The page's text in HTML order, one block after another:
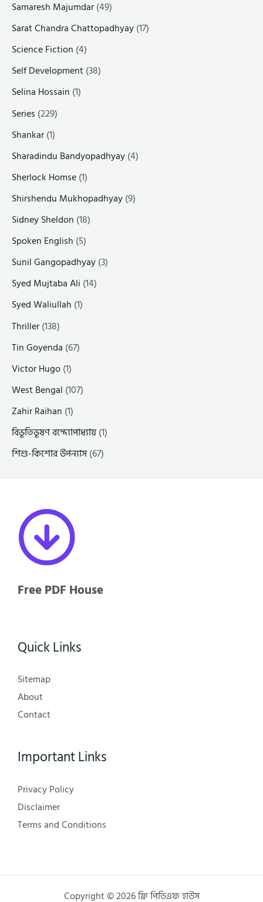
Samaresh Majumdar(49)
Sarat Chandra Chattopadhyay(17)
Science Fiction (4)
Self Development(38)
Selina Hossain (1)
Series (229)
Shankar(1)
Sharadindu Bandyopadhyay(4)
Sherlock Homse(1)
Shirshendu Mukhopadhyay(9)
Sidney Sheldon (18)
Spoken English (5)
Sunil Gangopadhyay(3)
Syed Mujtaba Ali (14)
Syed Waliullah (1)
Thriller(138)
Tin Goyenda (67)
Victor Hugo(1)
West Bengal (107)
Zahir Raihan (1)
বিভূতিভূষণ বন্দ্যোপাধ্যায়(1)
শিশু-কিশোর উপন্যাস(67)
Free PDF House
Quick Links
Sitemap
About
Contact
Important Links
Privacy Policy
Disclaimer
Terms and Conditions
Copyright © 2026 ফ্রি পিডিএফ হাউস